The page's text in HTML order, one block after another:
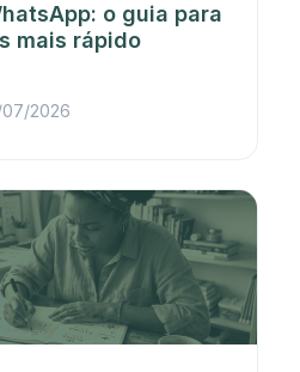
o guia para
mais rápido
07/2026